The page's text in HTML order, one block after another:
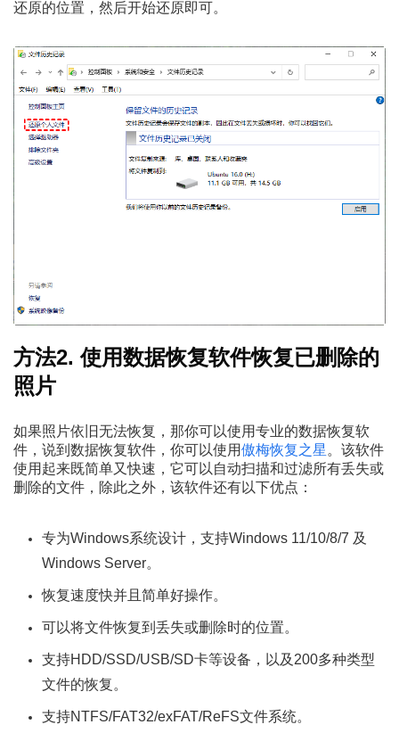
还原的位置，然后开始还原即可。
方法2. 使用数据恢复软件恢复已删除的
照片
如果照片依旧无法恢复，那你可以使用专业的数据恢复软
件，说到数据恢复软件，你可以使用傲梅恢复之星 。该软件
使用起来既简单又快速，它可以自动扫描和过滤所有丢失或
删除的文件，除此之外，该软件还有以下优点：
专为Windows系统设计，支持Windows 11/10/8/7 及
Windows Server。
恢复速度快并且简单好操作。
可以将文件恢复到丢失或删除时的位置。
支持HDD/SSD/USB/SD卡等设备，以及200多种类型
文件的恢复。
支持NTFS/FAT32/exFAT/ReFS文件系统。